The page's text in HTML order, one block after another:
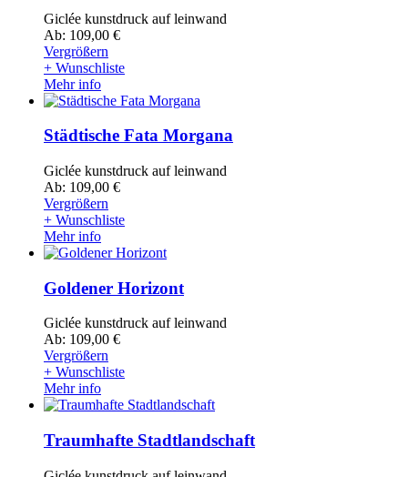
Giclée kunstdruck auf leinwand
Ab: 109,00 €
Vergrößern
+ Wunschliste
Mehr info
Städtische Fata Morgana
Giclée kunstdruck auf leinwand
Ab: 109,00 €
Vergrößern
+ Wunschliste
Mehr info
Goldener Horizont
Giclée kunstdruck auf leinwand
Ab: 109,00 €
Vergrößern
+ Wunschliste
Mehr info
Traumhafte Stadtlandschaft